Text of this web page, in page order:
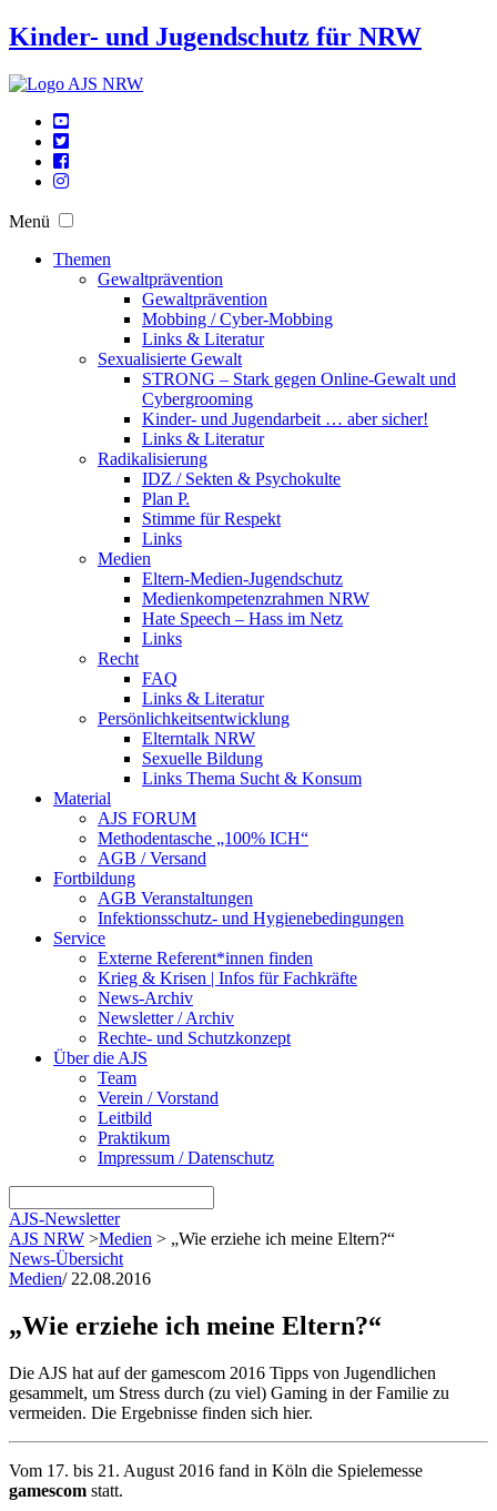
Kinder- und Jugendschutz für NRW
Menü
Themen
Gewaltprävention
Gewaltprävention
Mobbing / Cyber-Mobbing
Links & Literatur
Sexualisierte Gewalt
STRONG – Stark gegen Online-Gewalt und
Cybergrooming
Kinder- und Jugendarbeit … aber sicher!
Links & Literatur
Radikalisierung
IDZ / Sekten & Psychokulte
Plan P.
Stimme für Respekt
Links
Medien
Eltern-Medien-Jugendschutz
Medienkompetenzrahmen NRW
Hate Speech – Hass im Netz
Links
Recht
FAQ
Links & Literatur
Persönlichkeitsentwicklung
Elterntalk NRW
Sexuelle Bildung
Links Thema Sucht & Konsum
Material
AJS FORUM
Methodentasche „100% ICH“
AGB / Versand
Fortbildung
AGB Veranstaltungen
Infektionsschutz- und Hygienebedingungen
Service
Externe Referent*innen finden
Krieg & Krisen | Infos für Fachkräfte
News-Archiv
Newsletter / Archiv
Rechte- und Schutzkonzept
Über die AJS
Team
Verein / Vorstand
Leitbild
Praktikum
Impressum / Datenschutz
AJS-Newsletter
AJS NRW >Medien > „Wie erziehe ich meine Eltern?“
News-Übersicht
Medien/ 22.08.2016
„Wie erziehe ich meine Eltern?“
Die AJS hat auf der gamescom 2016 Tipps von Jugendlichen
gesammelt, um Stress durch (zu viel) Gaming in der Familie zu
vermeiden. Die Ergebnisse finden sich hier.
Vom 17. bis 21. August 2016 fand in Köln die Spielemesse
gamescom statt.